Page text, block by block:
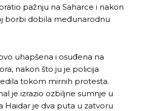
pažnju na Saharce i nakon
borbi dobila međunarodnu
uhapšena i osuđena na
nakon što ju je policija
tokom mirnih protesta.
je izrazio ozbiljne sumnje u
Haidar je dva puta u zatvoru